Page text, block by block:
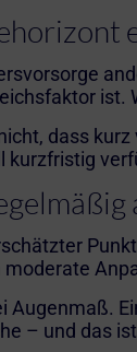
ist.
dass
kurzfristig
moderate
Augenmaß.
– und das